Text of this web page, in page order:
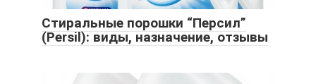
Стиральные порошки “Персил”
(Persil): виды, назначение, отзывы